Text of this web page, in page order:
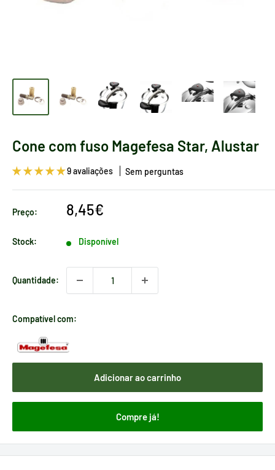
Cone com fuso Magefesa Star, Alustar
9 avaliações Sem perguntas
Preço:
Preço
venda
8,45€
Stock: Disponível
Quantidade:
Compatível com:
Adicionar ao carrinho
Compre já!